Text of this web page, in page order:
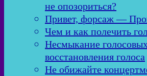
не опозориться?
Привет, форсаж —
Чем и как полечить
Несмыкание
восстановления голоса
Не обижайте